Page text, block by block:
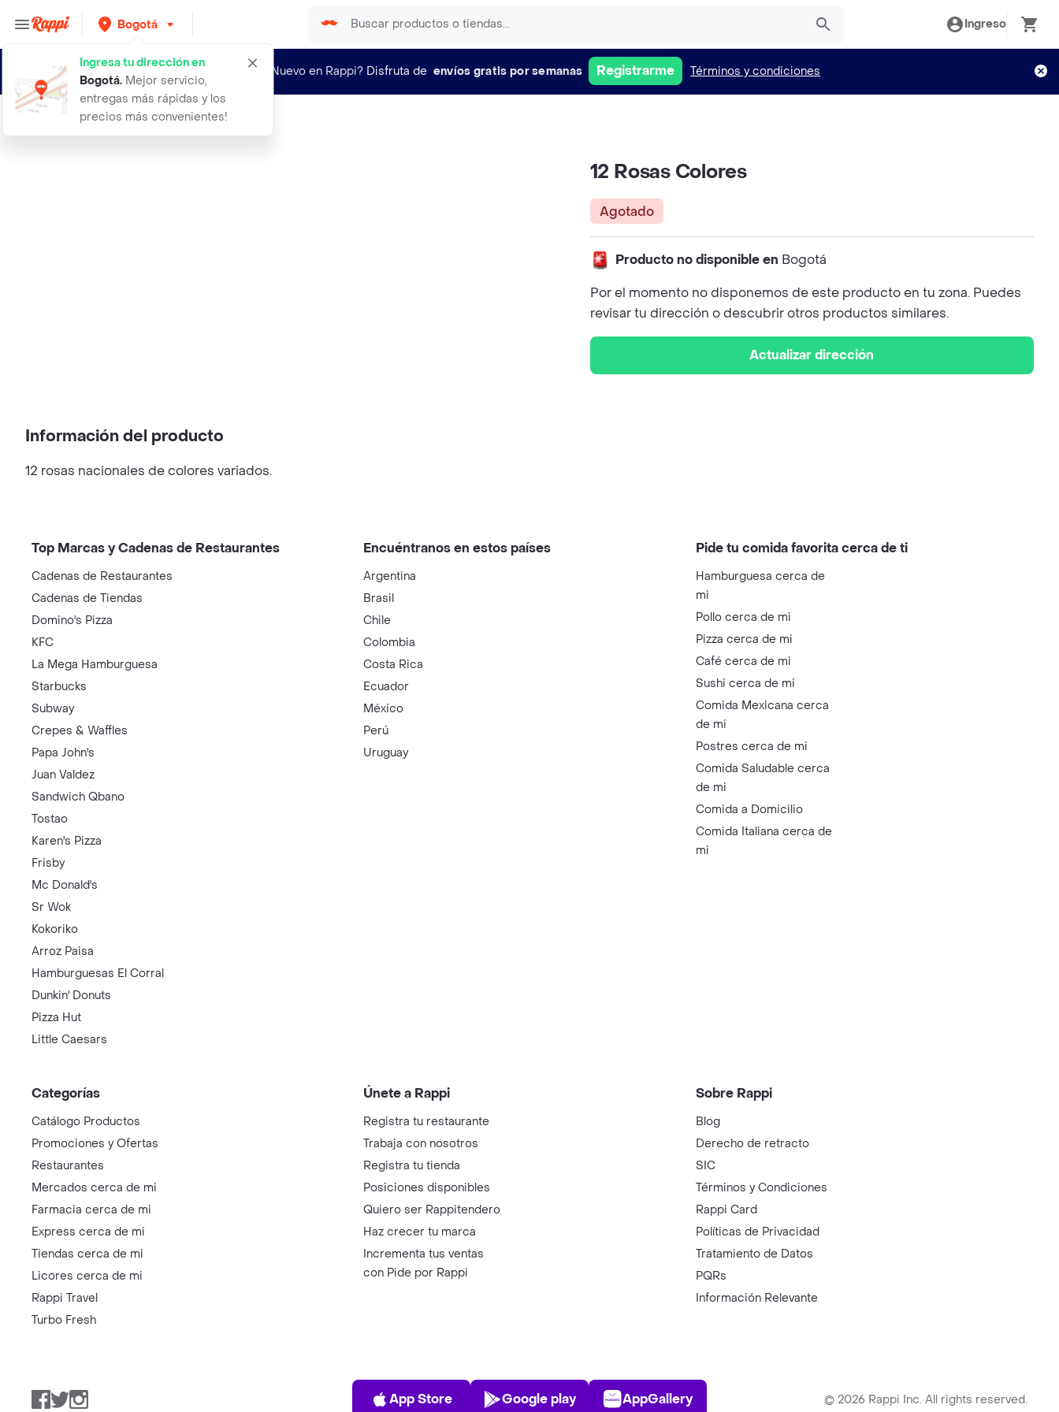
Bogotá
Ingresa tu dirección en
Bogotá. Mejor servicio,
entregas más rápidas y los
precios más convenientes!
Ingreso
¿Nuevo en Rappi? Disfruta de envíos gratis por semanas Registrarme Términos y condiciones
12 rosas colores
12 Rosas Colores
Agotado
Producto no disponible en Bogotá
Por el momento no disponemos de este producto en tu zona. Puedes
revisar tu dirección o descubrir otros productos similares.
Actualizar dirección
Información del producto
12 rosas nacionales de colores variados.
Top Marcas y Cadenas de Restaurantes
Cadenas de Restaurantes
Cadenas de Tiendas
Domino's Pizza
KFC
La Mega Hamburguesa
Starbucks
Subway
Crepes & Waffles
Papa John's
Juan Valdez
Sandwich Qbano
Tostao
Karen's Pizza
Frisby
Mc Donald's
Sr Wok
Kokoriko
Arroz Paisa
Hamburguesas El Corral
Dunkin' Donuts
Pizza Hut
Little Caesars
Encuéntranos en estos países
Argentina
Brasil
Chile
Colombia
Costa Rica
Ecuador
México
Perú
Uruguay
Pide tu comida favorita cerca de ti
Hamburguesa cerca de
mi
Pollo cerca de mi
Pizza cerca de mi
Café cerca de mi
Sushi cerca de mi
Comida Mexicana cerca
de mi
Postres cerca de mi
Comida Saludable cerca
de mi
Comida a Domicilio
Comida Italiana cerca de
mi
Categorías
Catálogo Productos
Promociones y Ofertas
Restaurantes
Mercados cerca de mi
Farmacia cerca de mi
Express cerca de mi
Tiendas cerca de mi
Licores cerca de mi
Rappi Travel
Turbo Fresh
Únete a Rappi
Registra tu restaurante
Trabaja con nosotros
Registra tu tienda
Posiciones disponibles
Quiero ser Rappitendero
Haz crecer tu marca
Incrementa tus ventas
con Pide por Rappi
Sobre Rappi
Blog
Derecho de retracto
SIC
Términos y Condiciones
Rappi Card
Políticas de Privacidad
Tratamiento de Datos
PQRs
Información Relevante
Facebook
TwitterInstagram
App Store
App Store
Play Store
Google play
AppGallery
AppGallery © 2026 Rappi Inc. All rights reserved.